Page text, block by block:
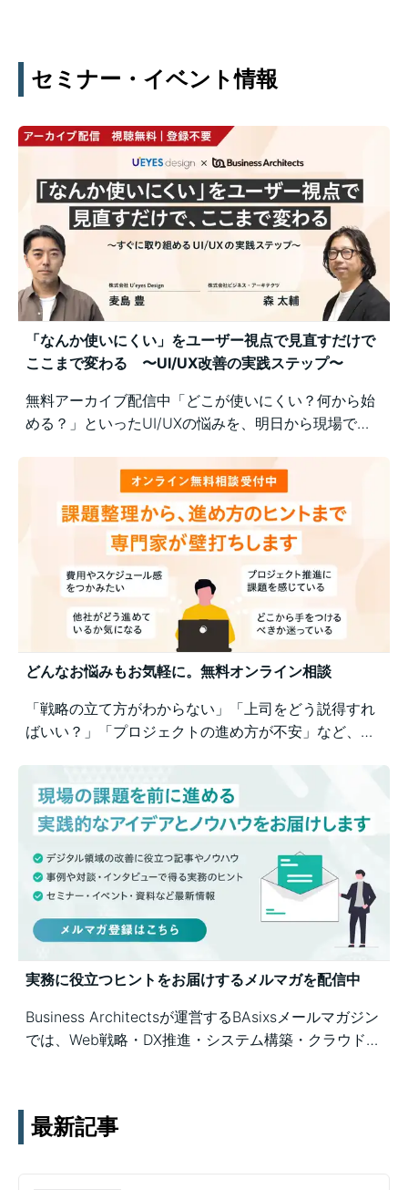
セミナー・イベント情報
「なんか使いにくい」をユーザー視点で見直すだけで
ここまで変わる 〜UI/UX改善の実践ステップ〜
無料アーカイブ配信中「どこが使いにくい？何から始
める？」といったUI/UXの悩みを、明日から現場で実
の意識差に悩む方にもおすすめの実践型セミナーで
どんなお悩みもお気軽に。無料オンライン相談
「戦略の立て方がわからない」「上司をどう説得すれ
ばいい？」「プロジェクトの進め方が不安」など、業
実務に役立つヒントをお届けするメルマガを配信中
Business Architectsが運営するBAsixsメールマガジン
では、Web戦略・DX推進・システム構築・クラウド活
最新記事